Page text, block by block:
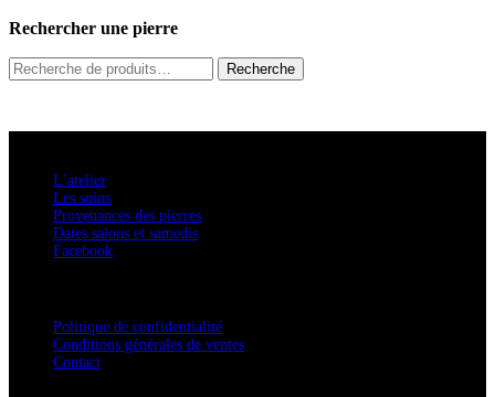
Rechercher une pierre
Recherche
pour :
Recherche
L’atelier
Les soins
Provenances des pierres
Dates salons et samedis
Facebook
Politique de confidentialité
Conditions générales de ventes
Contact